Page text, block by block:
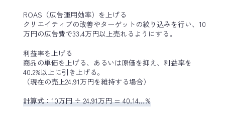
ROAS（広告運用効率）を上げる
クリエイティブの改善やターゲットの絞り込みを行い、10
万円の広告費で33.4万円以上売れるようにする。
利益率を上げる
商品の単価を上げる、あるいは原価を抑え、利益率を
40.2%以上に引き上げる。
（現在の売上24.91万円を維持する場合）
計算式：10万円 ÷ 24.91万円 = 40.14…%